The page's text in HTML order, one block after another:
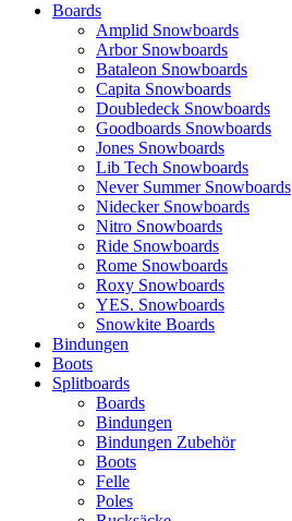
Boards
Amplid Snowboards
Arbor Snowboards
Bataleon Snowboards
Capita Snowboards
Doubledeck Snowboards
Goodboards Snowboards
Jones Snowboards
Lib Tech Snowboards
Never Summer Snowboards
Nidecker Snowboards
Nitro Snowboards
Ride Snowboards
Rome Snowboards
Roxy Snowboards
YES. Snowboards
Snowkite Boards
Bindungen
Boots
Splitboards
Boards
Bindungen
Bindungen Zubehör
Boots
Felle
Poles